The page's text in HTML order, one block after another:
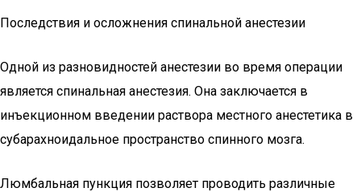
Последствия и осложнения спинальной анестезии
Одной из разновидностей анестезии во время операции
является спинальная анестезия. Она заключается в
инъекционном введении раствора местного анестетика в
субарахноидальное пространство спинного мозга.
Люмбальная пункция позволяет проводить различные